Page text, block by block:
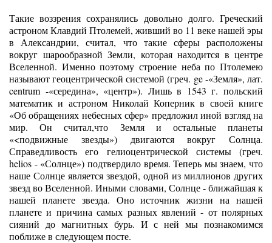
Такие воззрения сохранялись довольно долго. Греческий
астроном Клавдий Птолемей, живший во 11 веке нашей эры
в Александрии, считал, что такие сферы расположены
вокруг шарообразной Земли, которая находится в центре
Вселенной. Именно поэтому строение неба по Птолемею
называют геоцентрической системой (греч. ge -«Земля», лат.
centrum -«середина», «центр»). Лишь в 1543 г. польский
математик и астроном Николай Коперник в своей книге
«Об обращениях небесных сфер» предложил иной взгляд на
мир. Он считал,что Земля и остальные планеты
«<подвижные звезды») двигаются вокруг Солнца.
Справедливость его гелиоцентрической системы (греч.
helios - «Солнце») подтвердило время. Теперь мы знаем, что
наше Солнце является звездой, одной из миллионов других
звезд во Вселенной. Иными словами, Солнце - ближайшая к
нашей планете звезда. Оно источник жизни на нашей
планете и причина самых разных явлений - от полярных
сияний до магнитных бурь. И с ней мы познакомимся
поближе в следующем посте.